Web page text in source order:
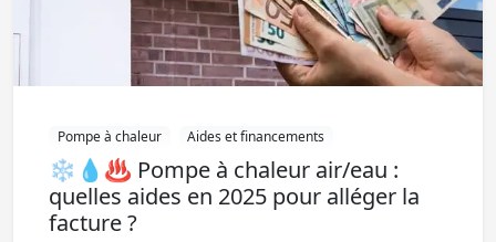
Pompe à chaleur Aides et financements
❄️💧♨️ Pompe à chaleur air/eau :
quelles aides en 2025 pour alléger la
facture ?